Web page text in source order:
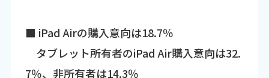
■ iPad Airの購入意向は18.7％
タブレット所有者のiPad Air購入意向は32.
7％、非所有者は14.3％